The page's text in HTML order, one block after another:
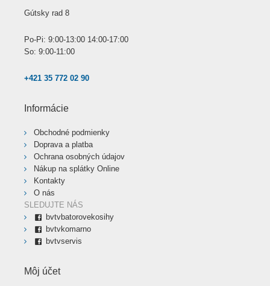
Gútsky rad 8
Po-Pi: 9:00-13:00 14:00-17:00
So: 9:00-11:00
+421 35 772 02 90
Informácie
Obchodné podmienky
Doprava a platba
Ochrana osobných údajov
Nákup na splátky Online
Kontakty
O nás
SLEDUJTE NÁS
bvtvbatorovekosihy
bvtvkomarno
bvtvservis
Môj účet